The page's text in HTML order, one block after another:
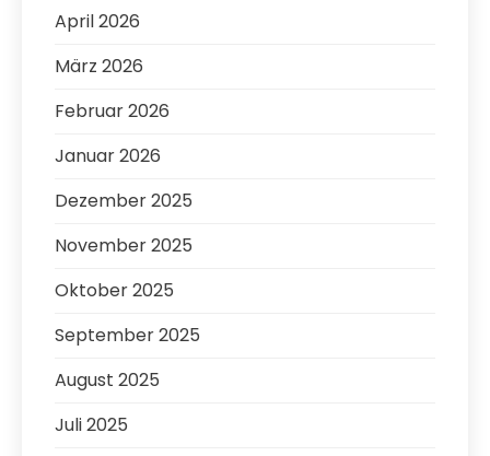
April 2026
März 2026
Februar 2026
Januar 2026
Dezember 2025
November 2025
Oktober 2025
September 2025
August 2025
Juli 2025